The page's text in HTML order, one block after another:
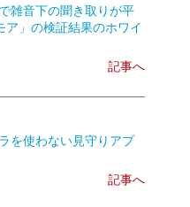
雑音下の聞き取りが平
」の検証結果のホワイ
記事へ
を使わない見守りアプ
記事へ